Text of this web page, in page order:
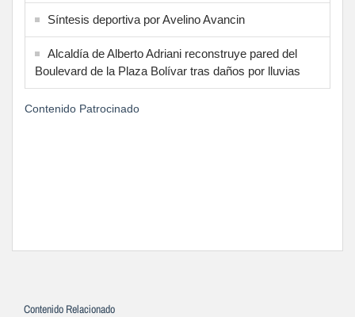
Síntesis deportiva por Avelino Avancin
Alcaldía de Alberto Adriani reconstruye pared del
Boulevard de la Plaza Bolívar tras daños por lluvias
Contenido Patrocinado
Contenido Relacionado